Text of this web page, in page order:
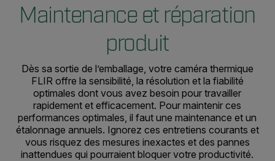
Maintenance et réparation
produit
Dès sa sortie de l’emballage, votre caméra thermique
FLIR offre la sensibilité, la résolution et la fiabilité
optimales dont vous avez besoin pour travailler
rapidement et efficacement. Pour maintenir ces
performances optimales, il faut une maintenance et un
étalonnage annuels. Ignorez ces entretiens courants et
vous risquez des mesures inexactes et des pannes
inattendues qui pourraient bloquer votre productivité.